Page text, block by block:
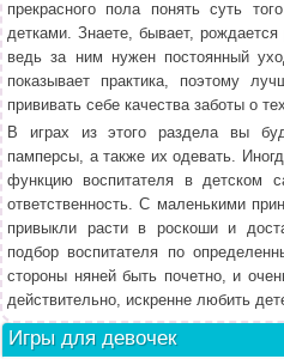
прекрасного пола понять суть
детками. Знаете, бывает,
ведь за ним нужен постоянный
показывает практика, поэтому
прививать себе качества заботы о
В играх из этого раздела вы
памперсы, а также их одевать.
функцию воспитателя в детском
ответственность. С маленькими
привыкли расти в роскоши и
подбор воспитателя по
стороны няней быть почетно, и
действительно, искренне любить
Игры для девочек